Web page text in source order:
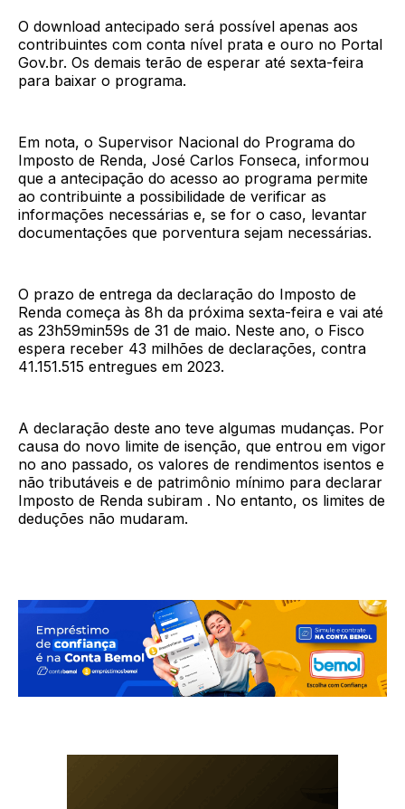
O download antecipado será possível apenas aos
contribuintes com conta nível prata e ouro no Portal
Gov.br. Os demais terão de esperar até sexta-feira
para baixar o programa.
Em nota, o Supervisor Nacional do Programa do
Imposto de Renda, José Carlos Fonseca, informou
que a antecipação do acesso ao programa permite
ao contribuinte a possibilidade de verificar as
informações necessárias e, se for o caso, levantar
documentações que porventura sejam necessárias.
O prazo de entrega da declaração do Imposto de
Renda começa às 8h da próxima sexta-feira e vai até
as 23h59min59s de 31 de maio. Neste ano, o Fisco
espera receber 43 milhões de declarações, contra
41.151.515 entregues em 2023.
A declaração deste ano teve algumas mudanças. Por
causa do novo limite de isenção, que entrou em vigor
no ano passado, os valores de rendimentos isentos e
não tributáveis e de patrimônio mínimo para declarar
Imposto de Renda subiram . No entanto, os limites de
deduções não mudaram.